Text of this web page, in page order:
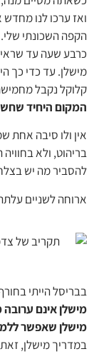
ואז ערכו לנו
הקפה השכונתי
כרבע שעה עד
מישלן. עד כדי כך
קלוקל נקבל
המקום היחיד
אין ולו סיבה אחת
בריהוט, ולא
להסביר מה יש
ארוחה לשניים עלתה לנו 217 אירו
בבריסל הייתי
מישלן אינם
מישלן שאפשר
במדריך מישלן,